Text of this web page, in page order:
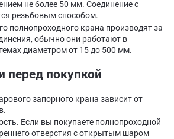
не более 50 мм. Соединение с
резьбовым способом.
полнопроходного крана производят за
обычно они работают в
диаметром от 15 до 500 мм.
перед покупкой
запорного крана зависит от
Если вы покупаете полнопроходной
отверстия с открытым шаром